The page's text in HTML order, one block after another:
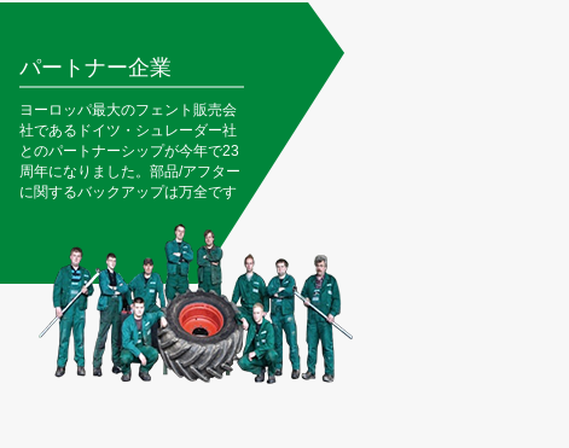
パートナー企業
ヨーロッパ最大のフェント販売会
社であるドイツ・シュレーダー社
とのパートナーシップが今年で23
周年になりました。部品/アフター
に関するバックアップは万全です